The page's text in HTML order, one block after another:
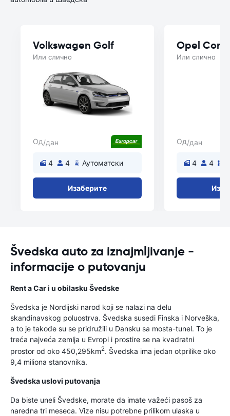
Volkswagen Golf
Или слично
Од/дан
4 4 Аутоматски
Изаберите
Opel
Или слично
Од/дан
4 4
Švedska auto za iznajmljivanje -
informacije o putovanju
Rent a Car i u obilasku Švedske
Švedska je Nordijski narod koji se nalazi na delu
skandinavskog poluostrva. Švedska susedi Finska i Norveška,
a to je takođe su se pridružili u Dansku sa mosta-tunel. To je
treća najveća zemlja u Evropi i prostire se na kvadratni
prostor od oko 450,295km2. Švedska ima jedan otprilike oko
9,4 miliona stanovnika.
Švedska uslovi putovanja
Da biste uneli Švedske, morate da imate važeći pasoš za
naredna tri meseca. Vize nisu potrebne prilikom ulaska u